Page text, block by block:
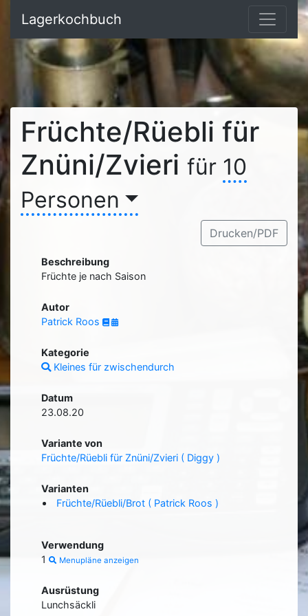
Lagerkochbuch
Früchte/Rüebli für
Znüni/Zvieri für 10
Personen
Drucken/PDF
Beschreibung
Früchte je nach Saison
Autor
Patrick Roos
Kategorie
Kleines für zwischendurch
Datum
23.08.20
Variante von
Früchte/Rüebli für Znüni/Zvieri ( Diggy )
Varianten
Früchte/Rüebli/Brot ( Patrick Roos )
Verwendung
1
Menupläne anzeigen
Ausrüstung
Lunchsäckli